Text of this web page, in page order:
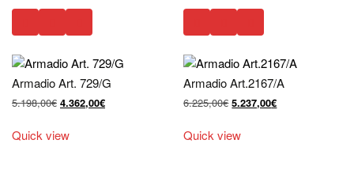
Armadio Art. 729/G
5.198,00€ Il
era:
4.362,00€Il
Quick view
Armadio Art.2167/A
6.225,00€Il
era:
5.237,00€Il
Quick view